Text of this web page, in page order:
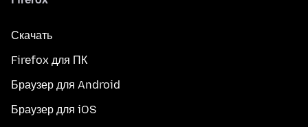
Скачать
Firefox для ПК
Браузер для Android
Браузер для iOS